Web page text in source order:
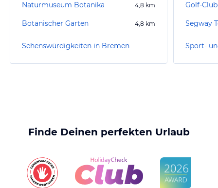
Naturmuseum Botanika 4,8 km
Botanischer Garten 4,8 km
Sehenswürdigkeiten in Bremen
Golf-
Segway
Finde Deinen perfekten Urlaub